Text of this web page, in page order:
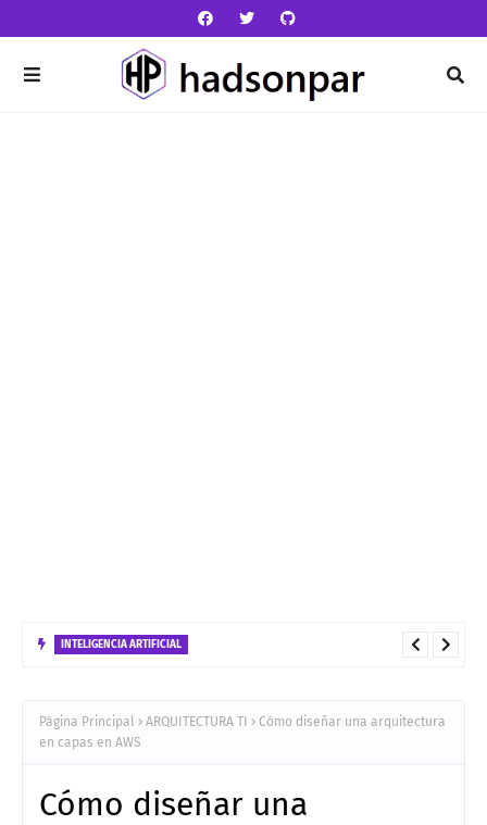
INTELIGENCIA ARTIFICIAL
Página Principal ARQUITECTURA TI
Cómo diseñar una arquitectura
en capas en AWS
Cómo diseñar una